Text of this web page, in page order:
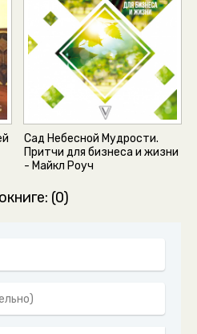
Сад Небесной Мудрости.
Притчи для бизнеса и жизни
- Майкл Роуч
(0)